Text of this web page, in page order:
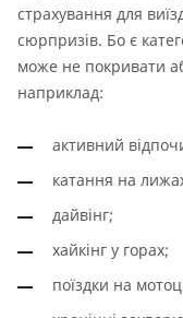
страхування для
сюрпризів. Бо є
може не покривати
наприклад:
активний
катання на
дайвінг;
хайкінг у горах;
поїздки на